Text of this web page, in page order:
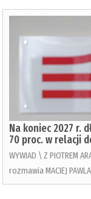
Na koniec 2027 r.
70 proc. w relacji
WYWIAD \ Z PIOTREM
rozmawia MACIEJ